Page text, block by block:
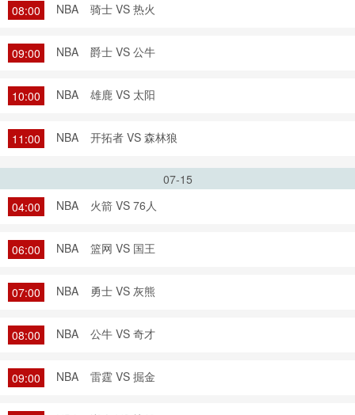
08:00 NBA 骑士 VS 热火
09:00 NBA 爵士 VS 公牛
10:00 NBA 雄鹿 VS 太阳
11:00 NBA 开拓者 VS 森林狼
07-15
04:00
NBA 火箭 VS 76人
06:00 NBA 篮网 VS 国王
07:00 NBA 勇士 VS 灰熊
08:00 NBA 公牛 VS 奇才
09:00 NBA 雷霆 VS 掘金